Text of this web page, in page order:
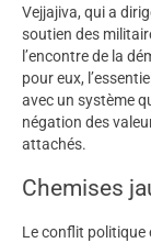
Vejjajiva, qui a
soutien des
l’encontre de la
pour eux,
avec un système
négation des
attachés.
Chemises
Le conflit politique